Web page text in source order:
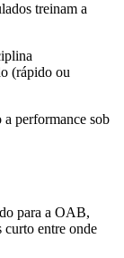
treinam a
(rápido ou
a performance sob
para a OAB,
curto entre onde